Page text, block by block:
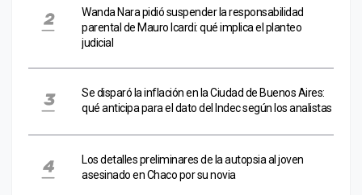
Wanda Nara pidió suspender la responsabilidad
parental de Mauro Icardi: qué implica el planteo
judicial
Se disparó la inflación en la Ciudad de Buenos Aires:
qué anticipa para el dato del Indec según los analistas
Los detalles preliminares de la autopsia al joven
asesinado en Chaco por su novia